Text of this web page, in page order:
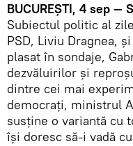
BUCUREȘTI, 4 sep —
Subiectul politic al
PSD, Liviu Dragnea,
plasat în sondaje,
dezvăluirilor și
dintre cei mai
democrați, ministrul
susţine o variantă cu
îşi doresc să-i vadă